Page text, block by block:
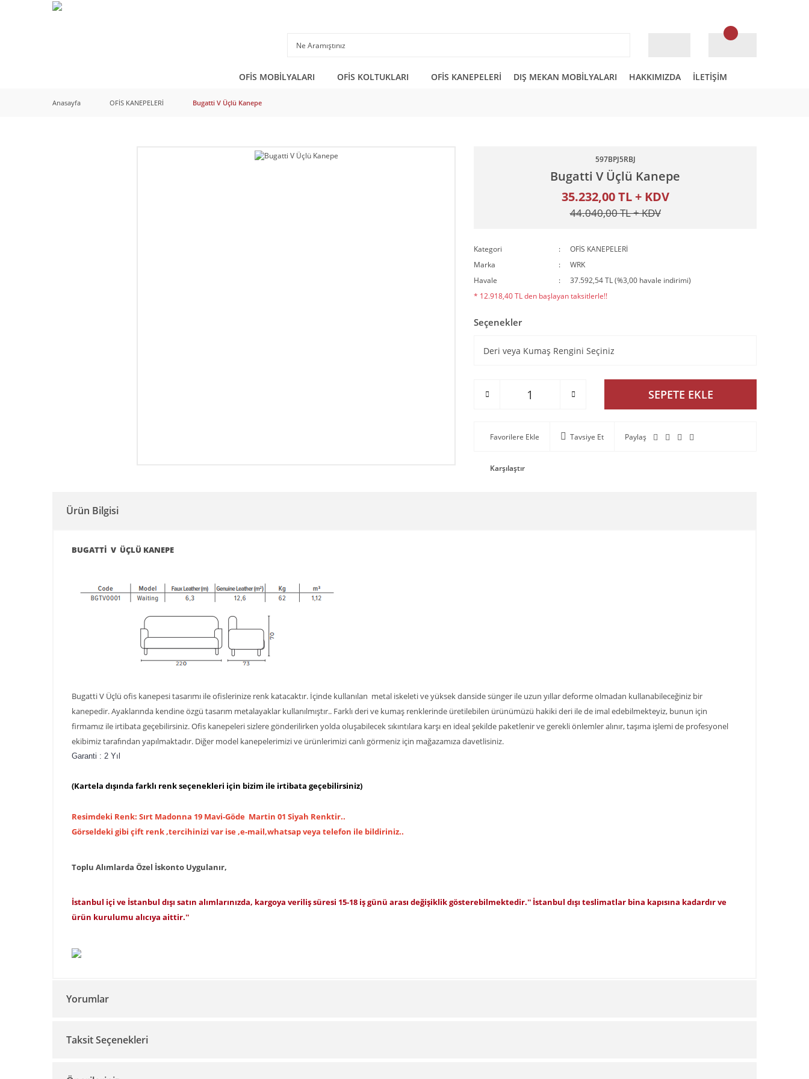
OFİS MOBİLYALARI OFİS KOLTUKLARI OFİS KANEPELERİ DIŞ MEKAN MOBİLYALARI HAKKIMIZDA İLETİŞİM
Anasayfa OFİS KANEPELERİ Bugatti V Üçlü Kanepe
597BPJ5RBJ
Bugatti V Üçlü Kanepe
35.232,00 TL + KDV
44.040,00 TL + KDV
Kategori
OFİS KANEPELERİ
Marka
WRK
Havale
37.592,54 TL (%3,00 havale indirimi)
* 12.918,40 TL den başlayan taksitlerle!!
Seçenekler
SEPETE EKLE
Tavsiye Et Paylaş
Karşılaştır
Ürün Bilgisi
BUGATTİ V ÜÇLÜ KANEPE
Bugatti V Üçlü ofis kanepesi tasarımı ile ofislerinize renk katacaktır. İçinde kullanılan metal iskeleti ve yüksek danside sünger ile uzun yıllar deforme olmadan kullanabileceğiniz bir
kanepedir. Ayaklarında kendine özgü tasarım metalayaklar kullanılmıştır.. Farklı deri ve kumaş renklerinde üretilebilen ürünümüzü hakiki deri ile de imal edebilmekteyiz, bunun için
firmamız ile irtibata geçebilirsiniz. Ofis kanepeleri sizlere gönderilirken yolda oluşabilecek sıkıntılara karşı en ideal şekilde paketlenir ve gerekli önlemler alınır, taşıma işlemi de profesyonel
ekibimiz tarafından yapılmaktadır. Diğer model kanepelerimizi ve ürünlerimizi canlı görmeniz için mağazamıza davetlisiniz.
Garanti : 2 Yıl
(Kartela dışında farklı renk seçenekleri için bizim ile irtibata geçebilirsiniz)
Resimdeki Renk: Sırt Madonna 19 Mavi-Göde Martin 01 Siyah Renktir..
Görseldeki gibi çift renk ,tercihinizi var ise ,e-mail,whatsap veya telefon ile bildiriniz..
Toplu Alımlarda Özel İskonto Uygulanır,
İstanbul içi ve İstanbul dışı satın alımlarınızda, kargoya veriliş süresi 15-18 iş günü arası değişiklik gösterebilmektedir.'' İstanbul dışı teslimatlar bina kapısına kadardır ve
ürün kurulumu alıcıya aittir.''
Yorumlar
Taksit Seçenekleri